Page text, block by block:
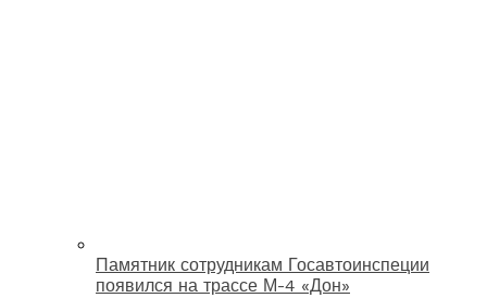
Памятник сотрудникам Госавтоинспеции
появился на трассе М-4 «Дон»